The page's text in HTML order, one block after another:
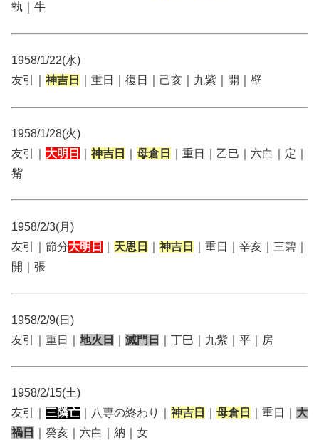
執｜牛
1958/1/22(水)
友引｜ 神吉日 ｜重日｜復日｜己亥｜九紫｜開｜壁
1958/1/28(火)
友引｜ 大明日 神吉日 母倉日
｜重日｜乙巳｜六白｜定｜
觜
1958/2/3(月)
友引｜節分大明日 天恩日 神吉日
｜重日｜辛亥｜三碧｜
開｜張
1958/2/9(日)
友引｜重日｜ 地火日 滅門日 ｜丁巳｜九紫｜平｜房
1958/2/15(土)
友引｜ 三隣亡 ｜八専の終わり｜ 神吉日 母倉日 ｜重日｜ 大
禍日
｜癸亥｜六白｜納｜女